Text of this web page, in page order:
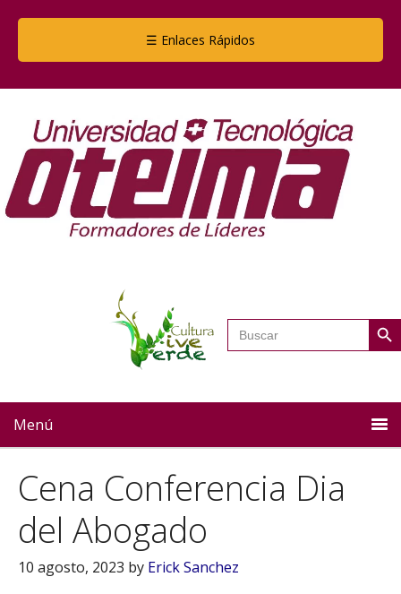
☰ Enlaces Rápidos
Buscar: Botón
Menú
Cena Conferencia Dia
del Abogado
10 agosto, 2023 by Erick Sanchez